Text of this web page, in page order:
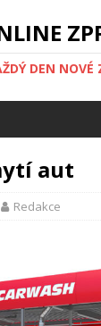
DEN NOVÉ
aut
Redakce